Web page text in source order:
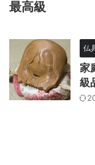
最高級
仏
家
級